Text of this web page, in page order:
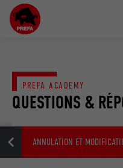
QUESTIONS &
PREFA ACADEMY
ANNULATION ET